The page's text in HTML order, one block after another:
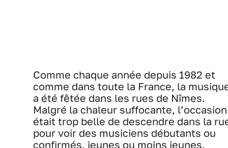
Comme chaque année depuis 1982 et
comme dans toute la France, la
a été fêtée dans les rues de Nîmes.
Malgré la chaleur suffocante, l’occasion
était trop belle de descendre dans la
pour voir des musiciens débutants ou
confirmés, jeunes ou moins jeunes,